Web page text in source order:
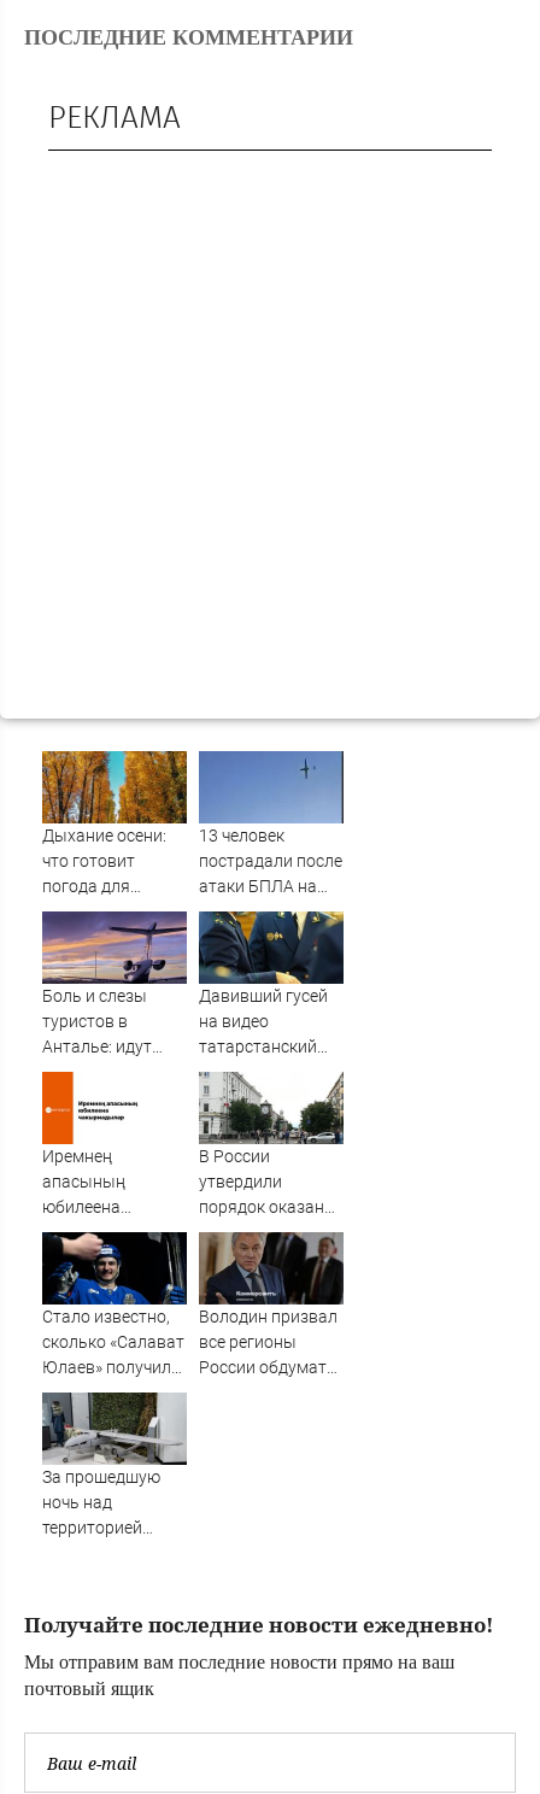
ПОСЛЕДНИЕ КОММЕНТАРИИ
РЕКЛАМА
Дыхание осени:
что готовит
погода для
Тверской области
на второй неделе
августа
13 человек
пострадали после
атаки БПЛА на
российский город
Боль и слезы
туристов в
Анталье: идут
массовые
задержки рейсов
в Россию
Давивший гусей
на видео
татарстанский
прокурор ушел в
отставку
09/08/2026 –
Новости
Иремнең
апасының
юбилеена
чакырмадылар
В России
утвердили
порядок оказания
медпомощи
беременным
Стало известно,
сколько «Салават
Юлаев» получил
от СКА в сделке
по Бландиси
Володин призвал
все регионы
России обдумать
За прошедшую
ночь над
территорией
Получайте последние новости ежедневно!
Мы отправим вам последние новости прямо на ваш
почтовый ящик